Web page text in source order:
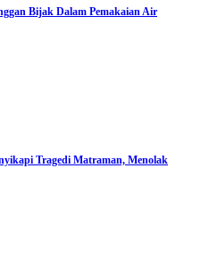
Bijak Dalam Pemakaian Air
Tragedi Matraman, Menolak